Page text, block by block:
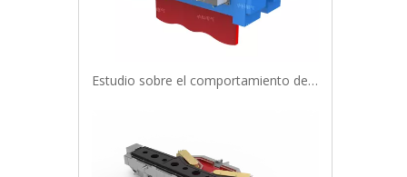
Estudio sobre el comportamiento del flujo en el molde impulsado por una agitación electromagnética subterránea para la fundición de losas de acero IF